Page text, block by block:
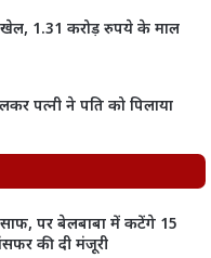
खेल, 1.31 करोड़ रुपये के माल
पत्नी ने पति को पिलाया
साफ, पर बेलबाबा में कटेंगे 15
की दी मंजूरी